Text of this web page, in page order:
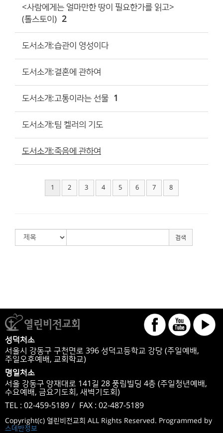
<사람에게는 얼마만한 땅이 필요한가를 읽고>
(톨스토이) 2
도서소개:습관이 영성이다
도서소개:결혼에 관하여
도서소개:고통이라는 선물 1
도서소개:팀 켈러의 기도
도서소개:죽음에 관하여
1 2 3 4 5 6 7 8
검색
성덕처소
서울시 강동구 구천면로 396 성덕고등학교 강당 (주일예배,
주일오후예배, 교회학교)
명일처소
서울 강동구 양재대로 141길 28 풍림빌딩 4층 (주일청년예배,
수요예배, 금요기도회, 새벽기도회)
TEL : 02-459-5189 / FAX : 02-487-5189
Copyright(c) 열린비전교회 ALL Rights Reserved. Programmed by
스데반정보